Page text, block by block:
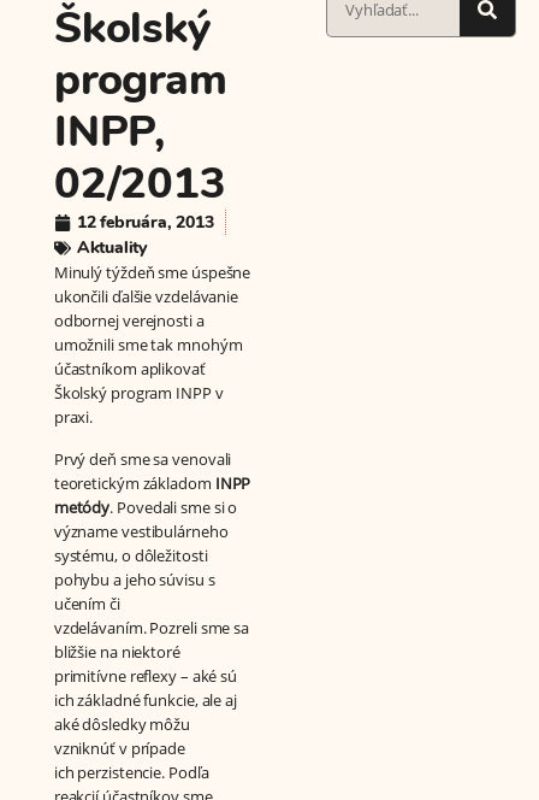
Školský
program
INPP,
02/2013
12 februára, 2013
Aktuality
Minulý týždeň sme úspešne
ukončili ďalšie vzdelávanie
odbornej verejnosti a
umožnili sme tak mnohým
účastníkom aplikovať
Školský program INPP v
praxi.
Prvý deň sme sa venovali
teoretickým základom INPP
metódy. Povedali sme si o
význame vestibulárneho
systému, o dôležitosti
pohybu a jeho súvisu s
učením či
vzdelávaním. Pozreli sme sa
bližšie na niektoré
primitívne reflexy – aké sú
ich základné funkcie, ale aj
aké dôsledky môžu
vzniknúť v prípade
ich perzistencie. Podľa